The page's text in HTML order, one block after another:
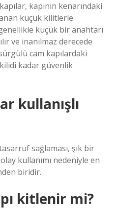
kapının kenarındaki
küçük kilitlerle
küçük bir anahtarı
ve inanılmaz derecede
cam kapılardaki
kadar güvenlik
kullanışlı
sağlaması, şık bir
kullanımı nedeniyle en
biridir.
kitlenir mi?